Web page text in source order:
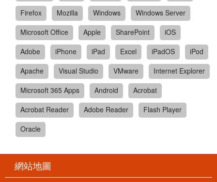
Firefox
Mozilla Windows
Windows Server
Microsoft Office
Apple SharePoint
iOS
Adobe
iPhone iPad Excel iPadOS
iPod
Apache
Visual Studio VMware
Internet Explorer
Microsoft 365 Apps
Android
Acrobat
Acrobat Reader
Adobe Reader
Flash Player
Oracle
網站地圖